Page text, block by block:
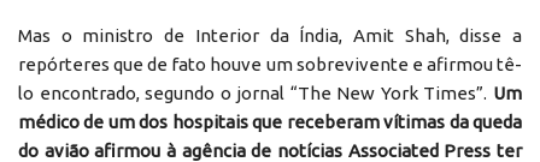
Mas o ministro de Interior da Índia, Amit Shah, disse a
repórteres que de fato houve um sobrevivente e afirmou tê-
lo encontrado, segundo o jornal “The New York Times”. Um
médico de um dos hospitais que receberam vítimas da queda
do avião afirmou à agência de notícias Associated Press ter